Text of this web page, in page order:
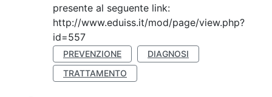
presente al seguente link:
http://www.eduiss.it/mod/page/view.php?
id=557
PREVENZIONE
DIAGNOSI
TRATTAMENTO